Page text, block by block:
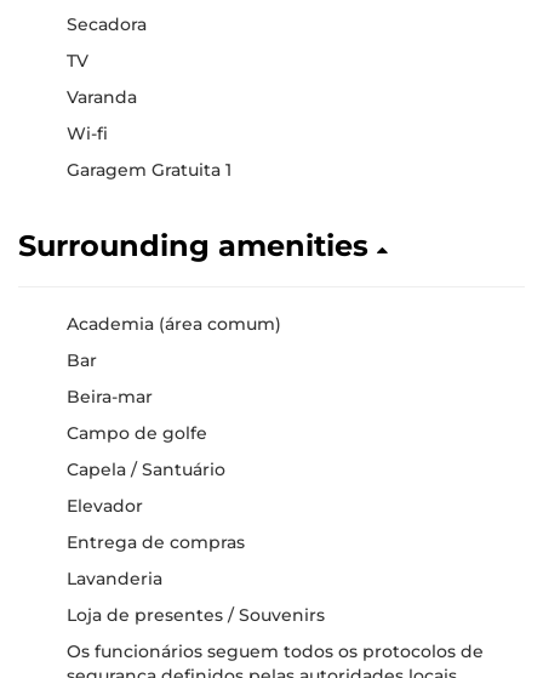
Secadora
TV
Varanda
Wi-fi
Garagem Gratuita 1
Surrounding amenities
Academia (área comum)
Bar
Beira-mar
Campo de golfe
Capela / Santuário
Elevador
Entrega de compras
Lavanderia
Loja de presentes / Souvenirs
Os funcionários seguem todos os protocolos de